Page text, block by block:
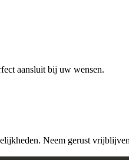
aansluit bij uw wensen.
Neem gerust